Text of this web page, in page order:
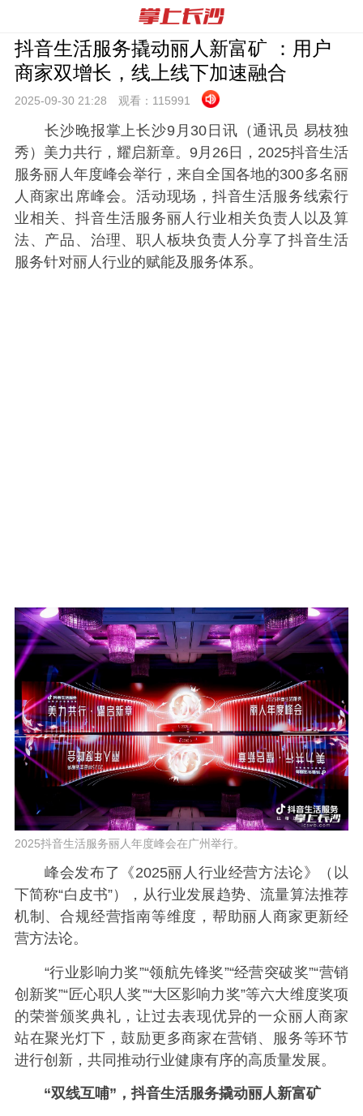
抖音生活服务撬动丽人新富矿 ：用户
商家双增长，线上线下加速融合
2025-09-30 21:28 观看： 115991
长沙晚报掌上长沙9月30日讯（通讯员 易枝独
秀）美力共行，耀启新章。9月26日，2025抖音生活
服务丽人年度峰会举行，来自全国各地的300多名丽
人商家出席峰会。活动现场，抖音生活服务线索行
业相关、抖音生活服务丽人行业相关负责人以及算
法、产品、治理、职人板块负责人分享了抖音生活
服务针对丽人行业的赋能及服务体系。
2025抖音生活服务丽人年度峰会在广州举行。
峰会发布了《2025丽人行业经营方法论》（以
下简称“白皮书”），从行业发展趋势、流量算法推荐
机制、合规经营指南等维度，帮助丽人商家更新经
营方法论。
“行业影响力奖”“领航先锋奖”“经营突破奖”“营销
创新奖”“匠心职人奖”“大区影响力奖”等六大维度奖项
的荣誉颁奖典礼，让过去表现优异的一众丽人商家
站在聚光灯下，鼓励更多商家在营销、服务等环节
进行创新，共同推动行业健康有序的高质量发展。
“双线互哺” ， 抖音生活服务撬动丽人新富矿